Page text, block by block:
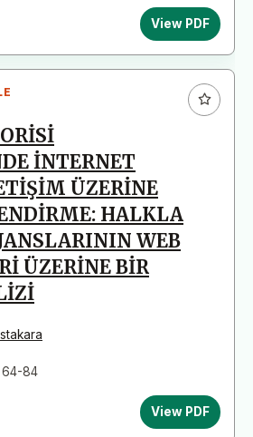
View PDF
İNTERNET
ÜZERİNE
HALKLA
WEB
ÜZERİNE BİR
64-84
View PDF